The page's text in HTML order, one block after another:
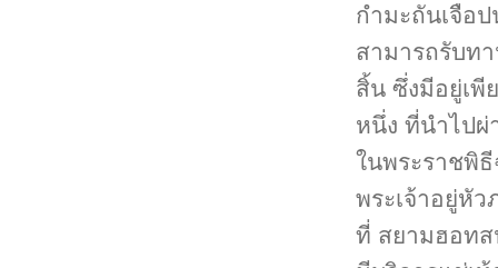
กำมะถันเจือ
สามารถรับท
สิ้น ซึ่งมีอยู่เพี
หนึ่ง ที่นำไป
ในพระราชพิ
พระเจ้าอยู่หั
ที่ สยามฮอทส